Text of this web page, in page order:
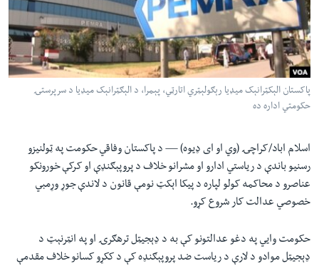
دلته
مخکې
مرکزي
لټون
اداریه
Learning English
FOLLOW US
ژبې
پاکستان الېکټرانېک میډیا رېګولېټري اتارټي، پېمرا، د الېګټرانېک ميډیا د سرپرستۍ
حکومتي اداره ده
اسلام اباد/کراچۍ (وي او ای ډیوه) — د پاکستان وفاقي حکومت په ټولنيزو
رسنيو باندې د رياستي ادارو او مشرانو خلاف د پروپېګنډې او کرکې خورونکو
عناصرو د محاکمه کولو لپاره د پيکا اېکټ نومې قانون د لاندې جوړ وړمبي
خصوصي عدالت کار شروع کړو.
حکومت وايي په دغو عدالتونو کې به د ډېجيټل ترهګرۍ او په انټرنېټ د
ډېجيټل موادو د لارې د رياست ضد پروپېګنډه کې د ککړو کسانو خلاف مقدمې